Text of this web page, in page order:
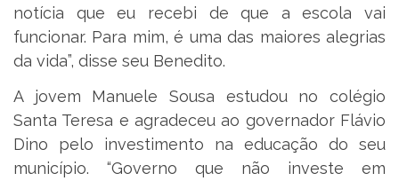
notícia que eu recebi de que a escola vai
funcionar. Para mim, é uma das maiores alegrias
da vida”, disse seu Benedito.
A jovem Manuele Sousa estudou no colégio
Santa Teresa e agradeceu ao governador Flávio
Dino pelo investimento na educação do seu
município. “Governo que não investe em